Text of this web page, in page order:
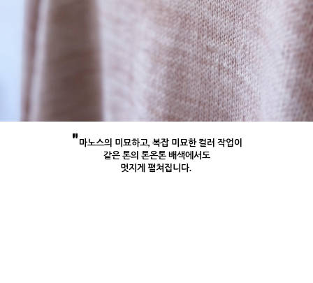
"마노스의 미묘하고, 복잡 미묘한 컬러 작업이
같은 톤의 톤온톤 배색에서도
멋지게 펼쳐집니다.